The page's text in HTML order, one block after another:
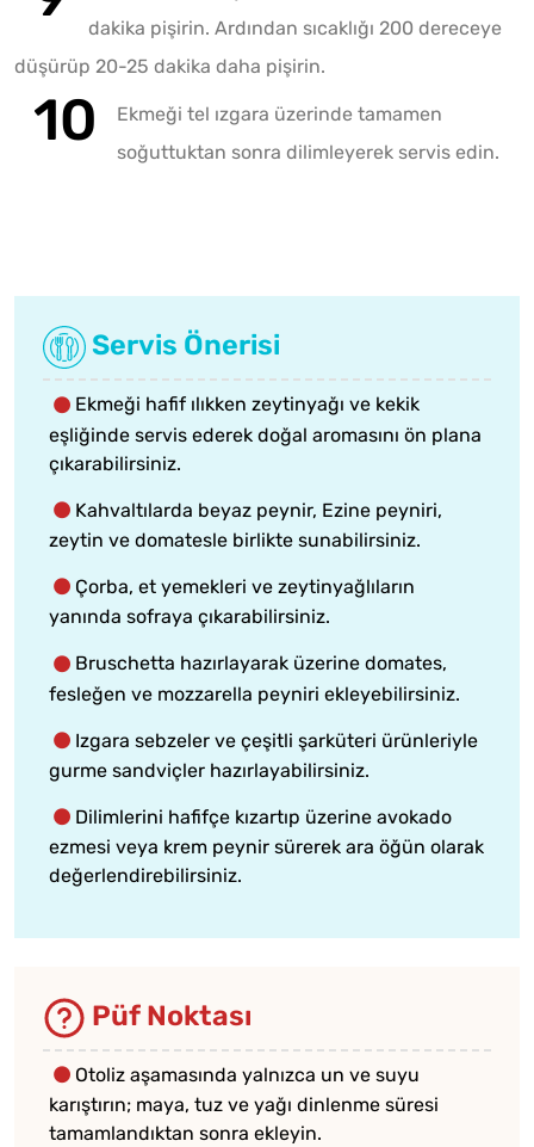
dakika pişirin. Ardından sıcaklığı 200 dereceye
düşürüp 20-25 dakika daha pişirin.
Ekmeği tel ızgara üzerinde tamamen
soğuttuktan sonra dilimleyerek servis edin.
Servis Önerisi
Ekmeği hafif ılıkken zeytinyağı ve kekik
eşliğinde servis ederek doğal aromasını ön plana
çıkarabilirsiniz.
Kahvaltılarda beyaz peynir, Ezine peyniri,
zeytin ve domatesle birlikte sunabilirsiniz.
Çorba, et yemekleri ve zeytinyağlıların
yanında sofraya çıkarabilirsiniz.
Bruschetta hazırlayarak üzerine domates,
fesleğen ve mozzarella peyniri ekleyebilirsiniz.
Izgara sebzeler ve çeşitli şarküteri ürünleriyle
gurme sandviçler hazırlayabilirsiniz.
Dilimlerini hafifçe kızartıp üzerine avokado
ezmesi veya krem peynir sürerek ara öğün olarak
değerlendirebilirsiniz.
Püf Noktası
Otoliz aşamasında yalnızca un ve suyu
karıştırın; maya, tuz ve yağı dinlenme süresi
tamamlandıktan sonra ekleyin.